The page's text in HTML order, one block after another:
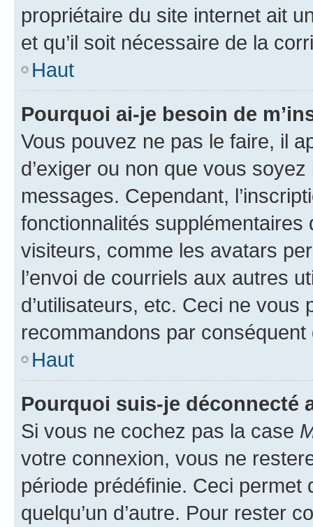
propriétaire du site internet ait
et qu’il soit nécessaire de la
Haut
Pourquoi ai-je besoin de
Vous pouvez ne pas le faire, il
d’exiger ou non que vous
messages. Cependant,
fonctionnalités
visiteurs, comme les avatars
l’envoi de courriels aux autres
d’utilisateurs, etc. Ceci ne vous
recommandons par conséquent
Haut
Pourquoi suis-je déconnecté
Si vous ne cochez pas la case
votre connexion, vous ne
période prédéfinie. Ceci permet
quelqu’un d’autre. Pour rester